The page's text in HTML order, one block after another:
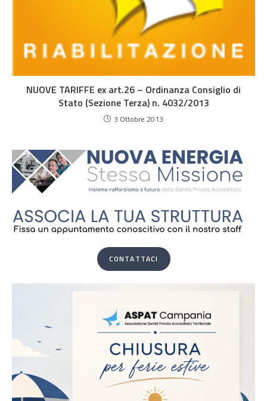
NUOVE TARIFFE ex art.26 – Ordinanza Consiglio di
Stato (Sezione Terza) n. 4032/2013
3 Ottobre 2013
CONTATTACI